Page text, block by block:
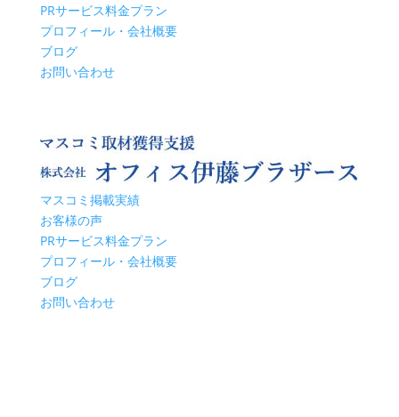
PRサービス料金プラン
プロフィール・会社概要
ブログ
お問い合わせ
マスコミ掲載実績
お客様の声
PRサービス料金プラン
プロフィール・会社概要
ブログ
お問い合わせ